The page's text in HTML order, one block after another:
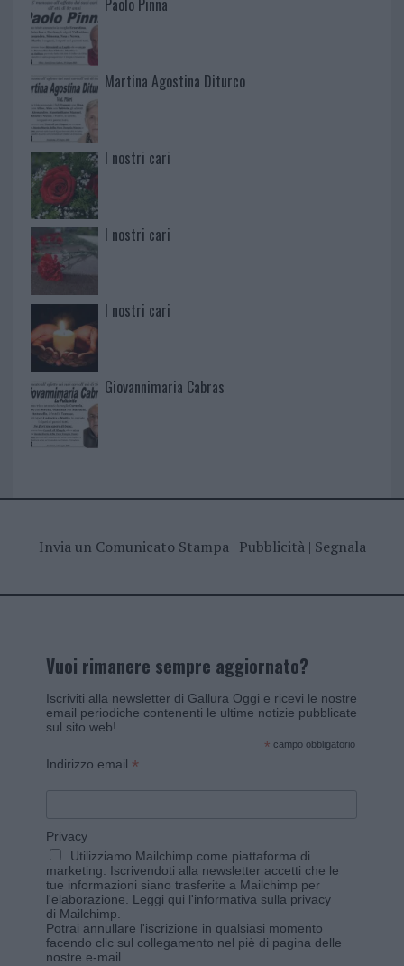
Paolo Pinna
Martina Agostina Diturco
I nostri cari
I nostri cari
I nostri cari
Giovannimaria Cabras
Invia un Comunicato Stampa| Pubblicità| Segnala
Vuoi rimanere sempre aggiornato?
Iscriviti alla newsletter di Gallura Oggi e ricevi le nostre
email periodiche contenenti le ultime notizie pubblicate
sul sito web!
* campo obbligatorio
Indirizzo email *
Privacy
Utilizziamo Mailchimp come piattaforma di
marketing. Iscrivendoti alla newsletter accetti che le
tue informazioni siano trasferite a Mailchimp per
l'elaborazione. Leggi qui l'informativa sulla privacy
di Mailchimp
Potrai annullare l'iscrizione in qualsiasi momento
facendo clic sul collegamento nel piè di pagina delle
nostre e-mail.